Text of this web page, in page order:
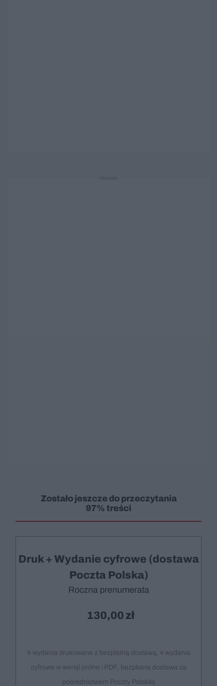
Zostało jeszcze do przeczytania
97% treści
Druk + Wydanie cyfrowe (dostawa
Poczta Polska)
Roczna prenumerata
130,00
4 wydania drukowane z bezpłatną dostawą, 4 wydania
cyfrowe w wersji online i PDF, bezpłatna dostawa za
pośrednictwem Poczty Polskiej